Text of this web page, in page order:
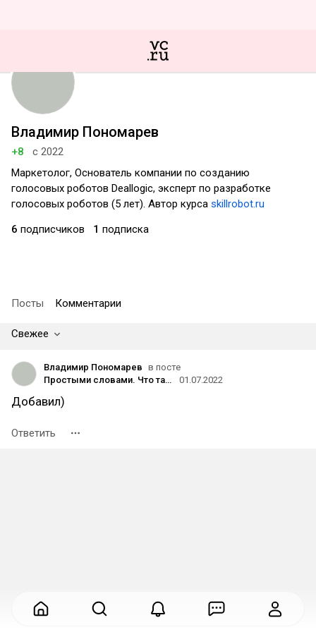
Владимир Пономарев
+8
с 2022
Маркетолог, Основатель компании по созданию
голосовых роботов Deallogic, эксперт по разработке
голосовых роботов (5 лет). Автор курса skillrobot.ru
6 подписчиков 1 подписка
Посты Комментарии
Свежее
Владимир Пономарев в посте
Простыми словами. Что такое голосовой робот?
01.07.2022
Добавил)
Ответить